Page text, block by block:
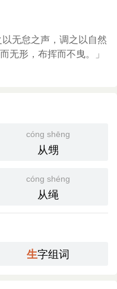
以无怠之声，调之以自然
无形，布挥而不曳。」
cóng shēng
从甥
cóng shéng
从绳
生字组词